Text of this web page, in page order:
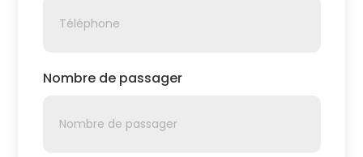
Nombre de passager